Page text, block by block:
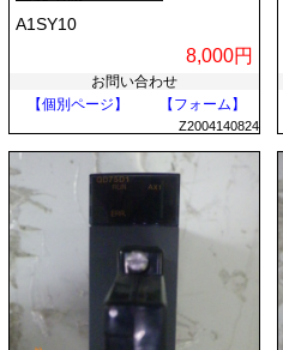
A1SY10
8,000円
お問い合わせ
【個別ページ】
【フォーム】
Z2004140824